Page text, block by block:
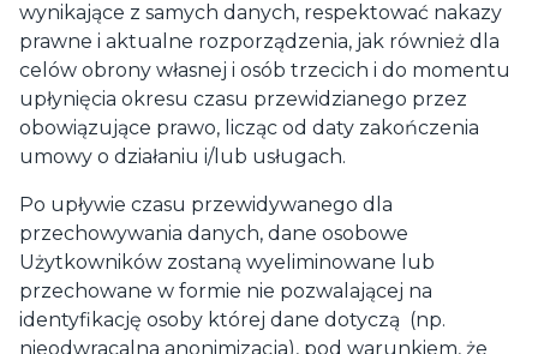
wynikające z samych danych, respektować nakazy
prawne i aktualne rozporządzenia, jak również dla
celów obrony własnej i osób trzecich i do momentu
upłynięcia okresu czasu przewidzianego przez
obowiązujące prawo, licząc od daty zakończenia
umowy o działaniu i/lub usługach.
Po upływie czasu przewidywanego dla
przechowywania danych, dane osobowe
Użytkowników zostaną wyeliminowane lub
przechowane w formie nie pozwalającej na
identyfikację osoby której dane dotyczą (np.
nieodwracalna anonimizacja), pod warunkiem, że